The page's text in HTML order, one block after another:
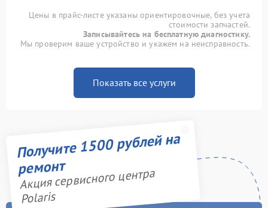
Цены в прайс-листе указаны ориентировочные, без учета
стоимости запчастей.
Записывайтесь на бесплатную диагностику.
Мы проверим ваше устройство и укажем на неисправность.
Показать все услуги
Получите 1500 рублей на
ремонт
Акция сервисного центра
Polaris